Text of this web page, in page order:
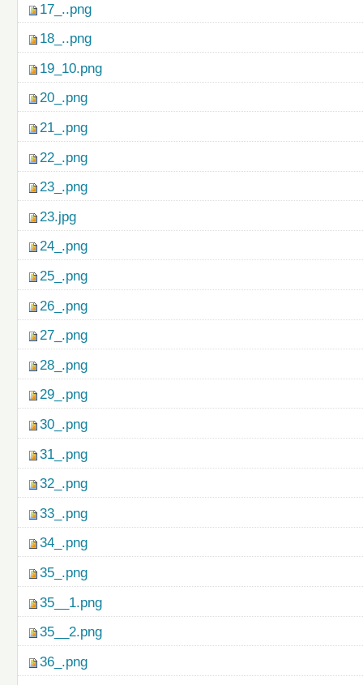
17_..png
18_..png
19_10.png
20_.png
21_.png
22_.png
23_.png
23.jpg
24_.png
25_.png
26_.png
27_.png
28_.png
29_.png
30_.png
31_.png
32_.png
33_.png
34_.png
35_.png
35__1.png
35__2.png
36_.png